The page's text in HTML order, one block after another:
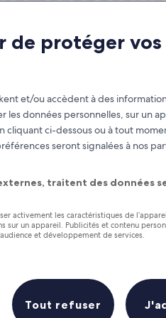
en famille à
de protéger vos
et/ou accèdent à des
données personnelles, sur un
ci-dessous ou à tout
seront signalées à nos
traitent des données
activement les caractéristiques de
sur un appareil. Publicités et contenu
et développement de services.
Tout refuser